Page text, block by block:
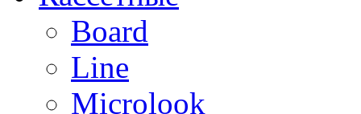
Board
Line
Microlook